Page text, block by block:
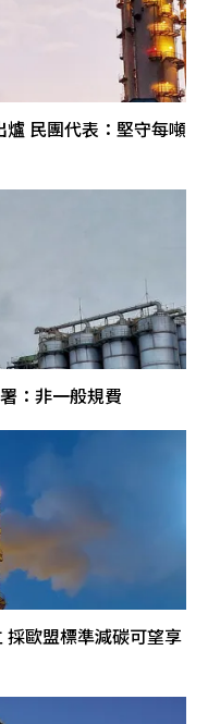
民團代表：堅守每噸
：非一般規費
歐盟標準減碳可望享